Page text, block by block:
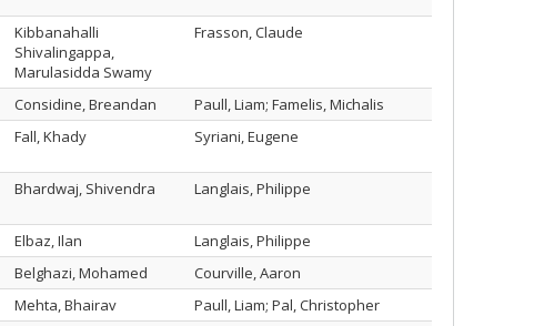
Kibbanahalli
Shivalingappa,
Marulasidda Swamy
Frasson, Claude
Considine, Breandan
Paull, Liam; Famelis, Michalis
Fall, Khady Syriani, Eugene
Bhardwaj, Shivendra Langlais, Philippe
Elbaz, Ilan
Langlais, Philippe
Belghazi, Mohamed
Courville, Aaron
Mehta, Bhairav
Paull, Liam; Pal, Christopher